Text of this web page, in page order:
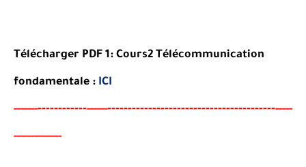
Télécharger PDF 1: Cours2 Télécommunication
fondamentale : ICI
-----------------------------------------------------------------------
--------------